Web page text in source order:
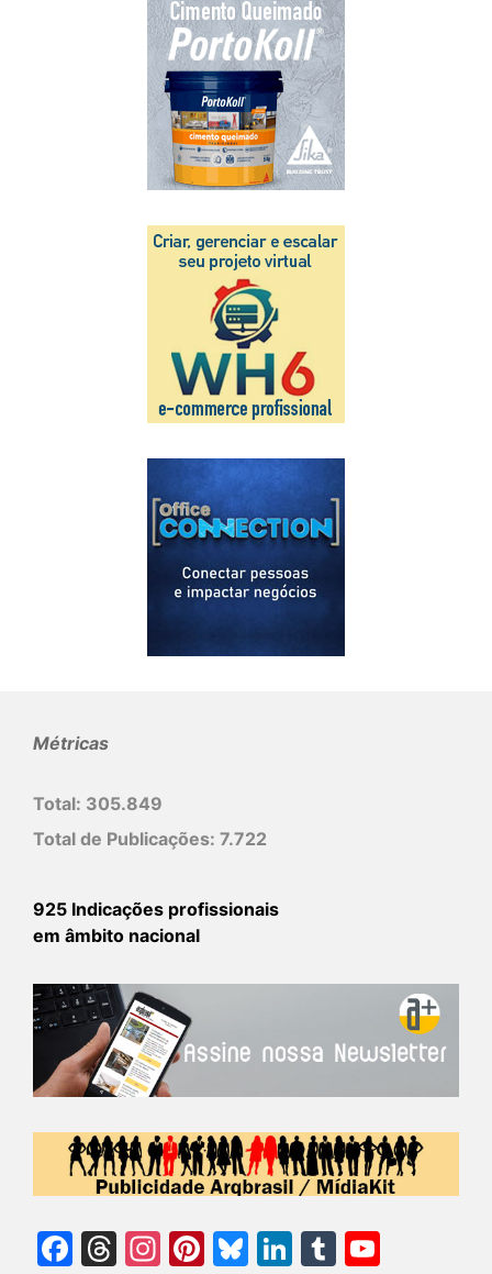
Métricas
Total: 305.849
Total de Publicações: 7.722
925 Indicações profissionais
em âmbito nacional
Facebook
Threads
Instagram
Pinterest
Bluesky
LinkedIn
Tumblr